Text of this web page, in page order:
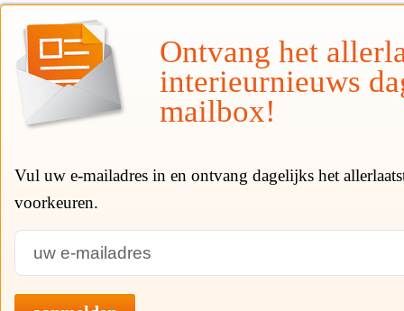
Ontvang het
interieurnieuws
mailbox!
Vul uw e-mailadres in en ontvang dagelijks het
voorkeuren.